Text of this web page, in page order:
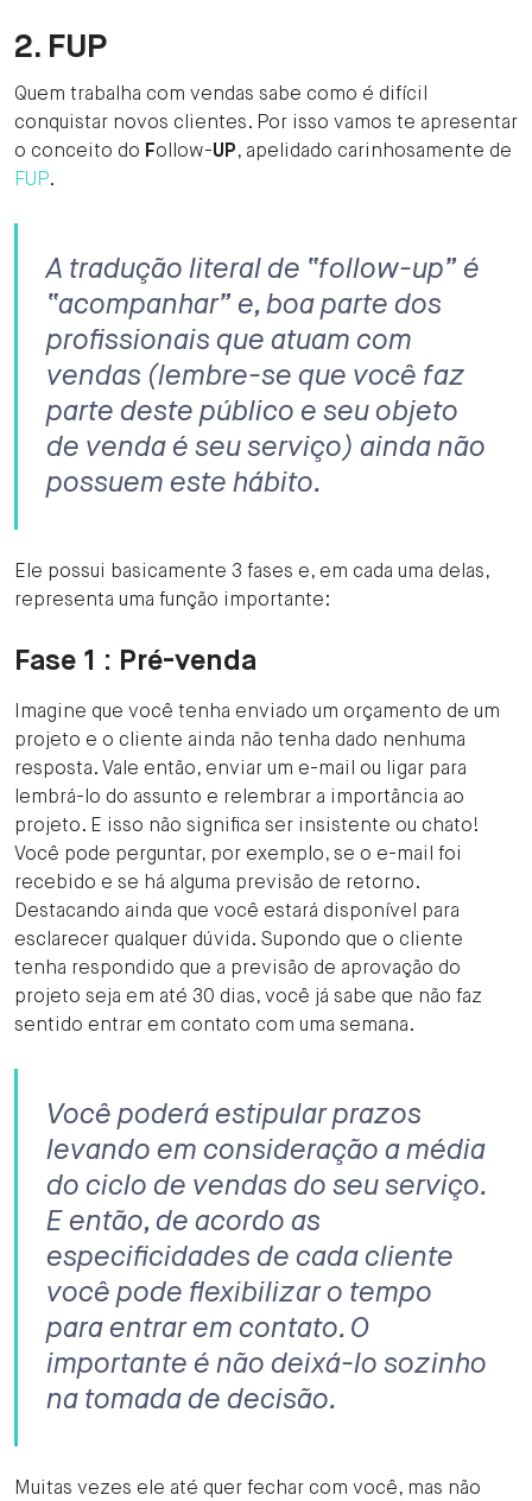
2. FUP
Quem trabalha com vendas sabe como é difícil
conquistar novos clientes. Por isso vamos te apresentar
o conceito do Follow-UP, apelidado carinhosamente de
FUP.
A tradução literal de “follow-up” é
“acompanhar” e, boa parte dos
profissionais que atuam com
vendas (lembre-se que você faz
parte deste público e seu objeto
de venda é seu serviço) ainda não
possuem este hábito.
Ele possui basicamente 3 fases e, em cada uma delas,
representa uma função importante:
Fase 1 : Pré-venda
Imagine que você tenha enviado um orçamento de um
projeto e o cliente ainda não tenha dado nenhuma
resposta. Vale então, enviar um e-mail ou ligar para
lembrá-lo do assunto e relembrar a importância ao
projeto. E isso não significa ser insistente ou chato!
Você pode perguntar, por exemplo, se o e-mail foi
recebido e se há alguma previsão de retorno.
Destacando ainda que você estará disponível para
esclarecer qualquer dúvida. Supondo que o cliente
tenha respondido que a previsão de aprovação do
projeto seja em até 30 dias, você já sabe que não faz
sentido entrar em contato com uma semana.
Você poderá estipular prazos
levando em consideração a média
do ciclo de vendas do seu serviço.
E então, de acordo as
especificidades de cada cliente
você pode flexibilizar o tempo
para entrar em contato. O
importante é não deixá-lo sozinho
na tomada de decisão.
Muitas vezes ele até quer fechar com você, mas não